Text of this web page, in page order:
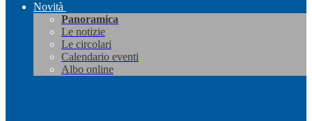
Novità
Panoramica
Le notizie
Le circolari
Calendario eventi
Albo online